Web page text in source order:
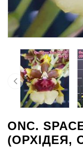
ONC.
(ОРХІДЕЯ,